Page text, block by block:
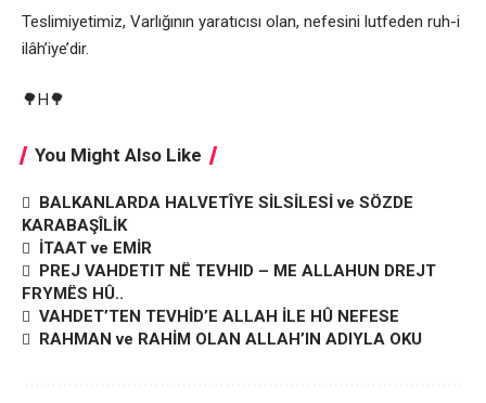
Teslimiyetimiz, Varlığının yaratıcısı olan, nefesini lutfeden ruh-i
ilâh’iye’dir.
🌳H🌳
You Might Also Like
BALKANLARDA HALVETÎYE SİLSİLESİ ve SÖZDE
KARABAŞÎLİK
İTAAT ve EMİR
PREJ VAHDETIT NË TEVHID – ME ALLAHUN DREJT
FRYMËS HÛ..
VAHDET’TEN TEVHİD’E ALLAH İLE HÛ NEFESE
RAHMAN ve RAHİM OLAN ALLAH’IN ADIYLA OKU